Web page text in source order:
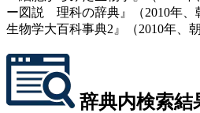
ー図説 理科の辞典』（2010年、
生物学大百科事典2』（2010年、
辞典内検索結